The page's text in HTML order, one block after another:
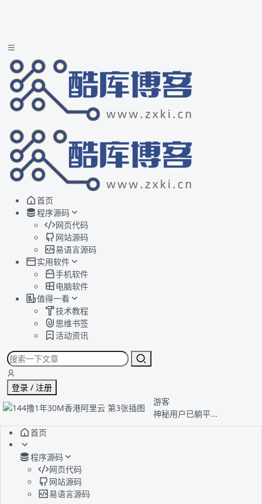
首页
程序源码
网页代码
网站源码
易语言源码
实用软件
手机软件
电脑软件
值得一看
技术教程
思维书签
活动资讯
登录 / 注册
游客
神秘用户已躺平...
首页
程序源码
网页代码
网站源码
易语言源码